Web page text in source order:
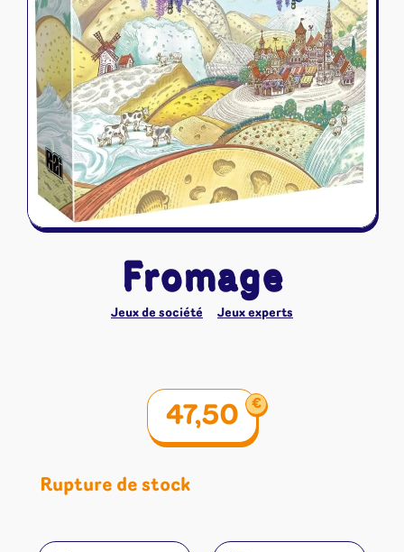
Naruto Mythos
Autres
Tapis de jeu
Fromage
Jeux de société Jeux experts
47,50 €
Rupture de stock